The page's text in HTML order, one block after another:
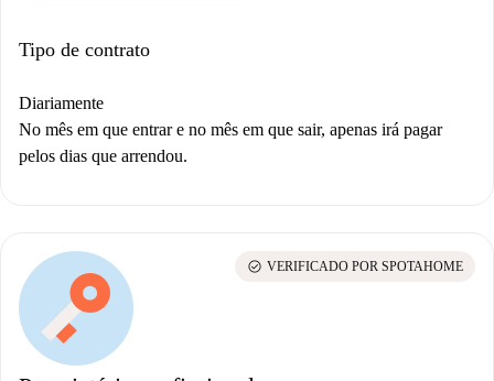
Tipo de contrato
Diariamente
No mês em que entrar e no mês em que sair, apenas irá pagar
pelos dias que arrendou.
check_circle VERIFICADO POR SPOTAHOME